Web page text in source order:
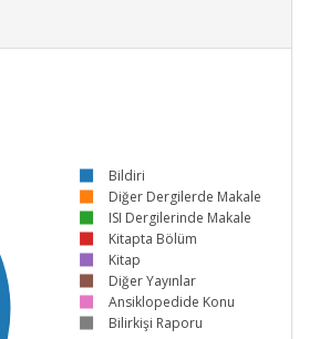
Bildiri
Diğer Dergilerde Makale
ISI Dergilerinde Makale
Kitapta Bölüm
Kitap
Diğer Yayınlar
Ansiklopedide Konu
Bilirkişi Raporu